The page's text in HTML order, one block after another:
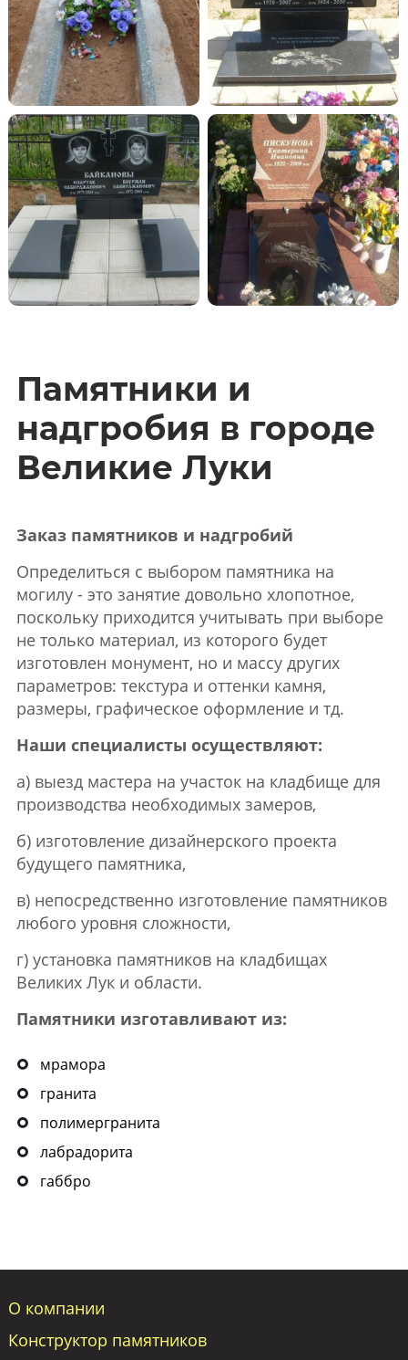
Памятники и
надгробия в городе
Великие Луки
Заказ памятников и надгробий
Определиться с выбором памятника на
могилу - это занятие довольно хлопотное,
поскольку приходится учитывать при выборе
не только материал, из которого будет
изготовлен монумент, но и массу других
параметров: текстура и оттенки камня,
размеры, графическое оформление и тд.
Наши специалисты осуществляют:
а) выезд мастера на участок на кладбище для
производства необходимых замеров,
б) изготовление дизайнерского проекта
будущего памятника,
в) непосредственно изготовление памятников
любого уровня сложности,
г) установка памятников на кладбищах
Великих Лук и области.
Памятники изготавливают из:
мрамора
гранита
полимергранита
лабрадорита
габбро
О компании
Конструктор памятников